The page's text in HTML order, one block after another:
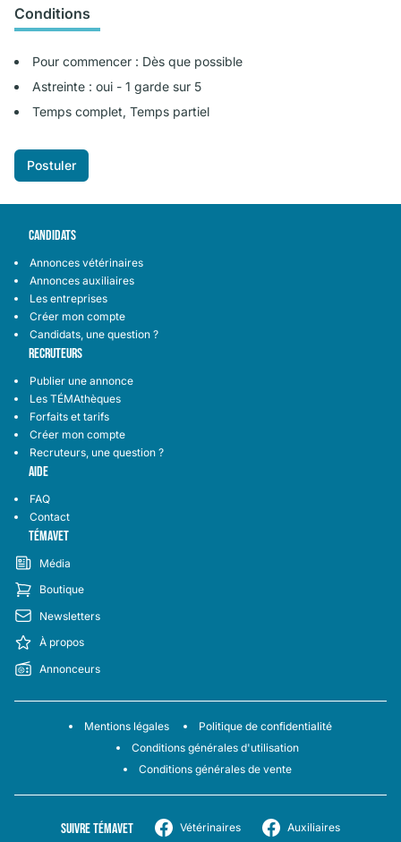
Conditions
Pour commencer : Dès que possible
Astreinte : oui - 1 garde sur 5
Temps complet, Temps partiel
Postuler
CANDIDATS
Annonces vétérinaires
Annonces auxiliaires
Les entreprises
Créer mon compte
Candidats, une question ?
RECRUTEURS
Publier une annonce
Les TÉMAthèques
Forfaits et tarifs
Créer mon compte
Recruteurs, une question ?
AIDE
FAQ
Contact
TÉMAVET
Média
Boutique
Newsletters
À propos
Annonceurs
Mentions légales
Politique de confidentialité
Conditions générales d'utilisation
Conditions générales de vente
SUIVRE TÉMAVET Vétérinaires Auxiliaires